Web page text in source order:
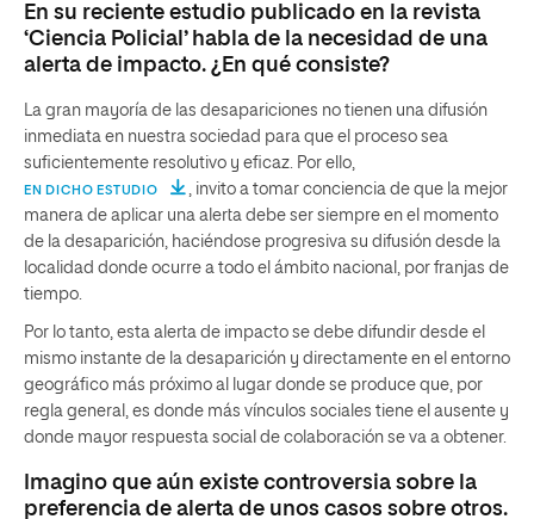
En su reciente estudio publicado en la revista
‘Ciencia Policial’ habla de la necesidad de una
alerta de impacto. ¿En qué consiste?
La gran mayoría de las desapariciones no tienen una difusión
inmediata en nuestra sociedad para que el proceso sea
suficientemente resolutivo y eficaz. Por ello,
EN DICHO ESTUDIO
, invito a tomar conciencia de que la mejor
manera de aplicar una alerta debe ser siempre en el momento
de la desaparición, haciéndose progresiva su difusión desde la
localidad donde ocurre a todo el ámbito nacional, por franjas de
tiempo.
Por lo tanto, esta alerta de impacto se debe difundir desde el
mismo instante de la desaparición y directamente en el entorno
geográfico más próximo al lugar donde se produce que, por
regla general, es donde más vínculos sociales tiene el ausente y
donde mayor respuesta social de colaboración se va a obtener.
Imagino que aún existe controversia sobre la
preferencia de alerta de unos casos sobre otros.